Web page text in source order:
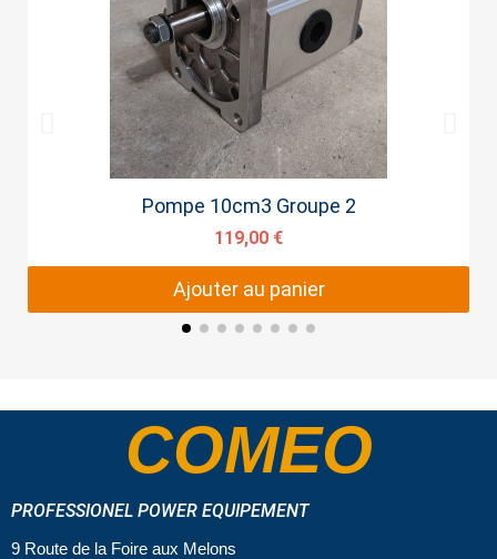
Aperçu rapide
Pompe 10cm3 Groupe 2
119,00 €
Ajouter au panier
COMEO
PROFESSIONEL POWER EQUIPEMENT
9 Route de la Foire aux Melons